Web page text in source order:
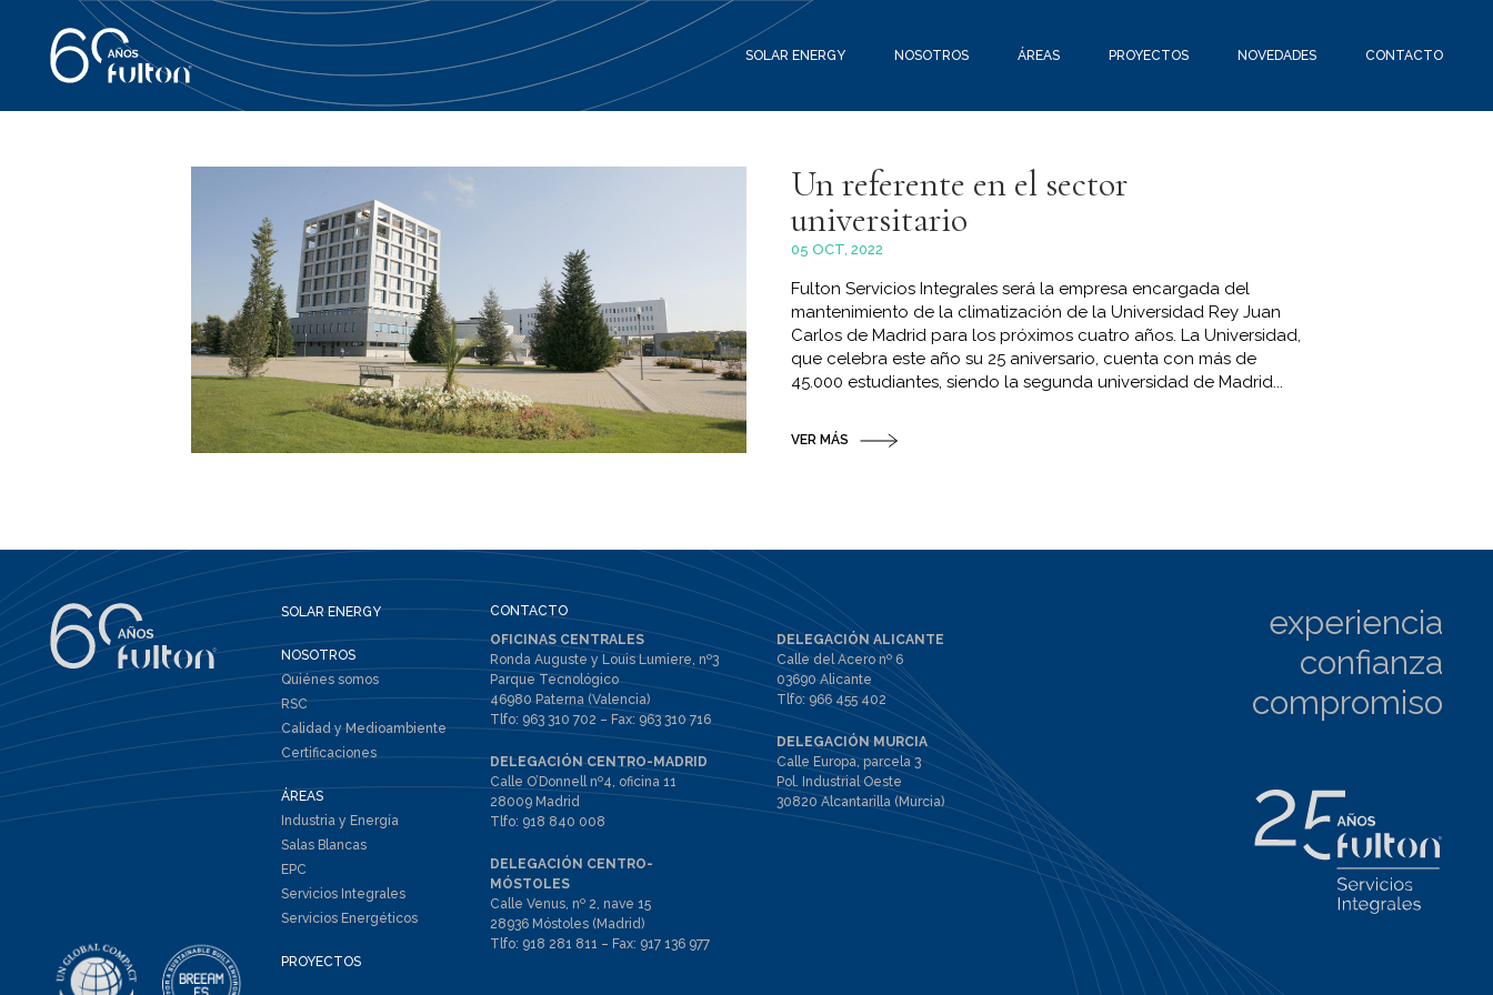
SOLAR ENERGY NOSOTROS ÁREAS PROYECTOS NOVEDADES CONTACTO
Un referente en el sector
universitario
05 OCT, 2022
Fulton Servicios Integrales será la empresa encargada del
mantenimiento de la climatización de la Universidad Rey Juan
Carlos de Madrid para los próximos cuatro años. La Universidad,
que celebra este año su 25 aniversario, cuenta con más de
45.000 estudiantes, siendo la segunda universidad de Madrid...
VER MÁS
SOLAR ENERGY
NOSOTROS
Quiénes somos
RSC
Calidad y Medioambiente
Certificaciones
ÁREAS
Industria y Energía
Salas Blancas
EPC
Servicios Integrales
Servicios Energéticos
PROYECTOS
CONTACTO
OFICINAS CENTRALES
Ronda Auguste y Louis Lumiere, nº3
Parque Tecnológico
46980 Paterna (Valencia)
Tlfo: 963 310 702 – Fax: 963 310 716
DELEGACIÓN CENTRO-MADRID
Calle O’Donnell nº4, oficina 11
28009 Madrid
Tlfo: 918 840 008
DELEGACIÓN CENTRO-
MÓSTOLES
Calle Venus, nº 2, nave 15
28936 Móstoles (Madrid)
Tlfo: 918 281 811 – Fax: 917 136 977
DELEGACIÓN ALICANTE
Calle del Acero nº 6
03690 Alicante
Tlfo:966 455 402
DELEGACIÓN MURCIA
Calle Europa, parcela 3
Pol. Industrial Oeste
30820 Alcantarilla (Murcia)
experiencia
confianza
compromiso